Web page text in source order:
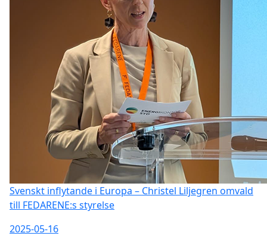
Svenskt inflytande i Europa – Christel Liljegren omvald
till FEDARENE:s styrelse
2025-05-16